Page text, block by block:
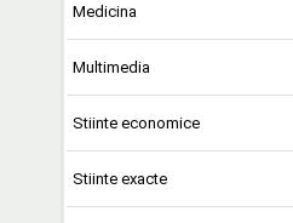
Medicina
Multimedia
Stiinte economice
Stiinte exacte